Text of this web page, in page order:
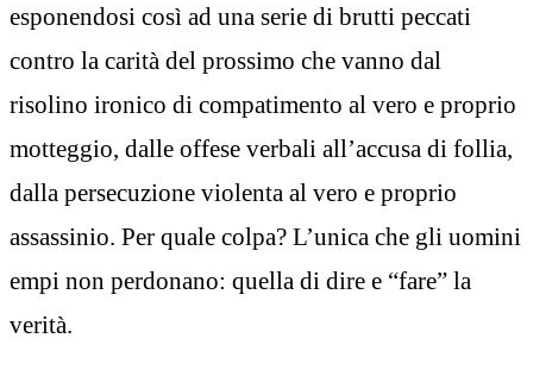
esponendosi così ad una serie di brutti peccati
contro la carità del prossimo che vanno dal
risolino ironico di compatimento al vero e proprio
motteggio, dalle offese verbali all’accusa di follia,
dalla persecuzione violenta al vero e proprio
assassinio. Per quale colpa? L’unica che gli uomini
empi non perdonano: quella di dire e “fare” la
verità.